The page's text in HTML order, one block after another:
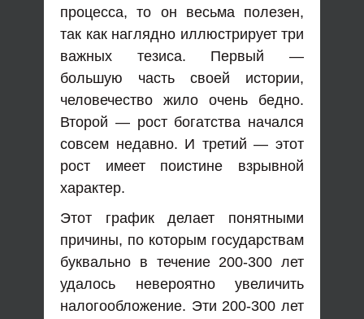
процесса, то он весьма полезен,
так как наглядно иллюстрирует три
важных тезиса. Первый —
большую часть своей истории,
человечество жило очень бедно.
Второй — рост богатства начался
совсем недавно. И третий — этот
рост имеет поистине взрывной
характер.
Этот график делает понятными
причины, по которым государствам
буквально в течение 200-300 лет
удалось невероятно увеличить
налогообложение. Эти 200-300 лет